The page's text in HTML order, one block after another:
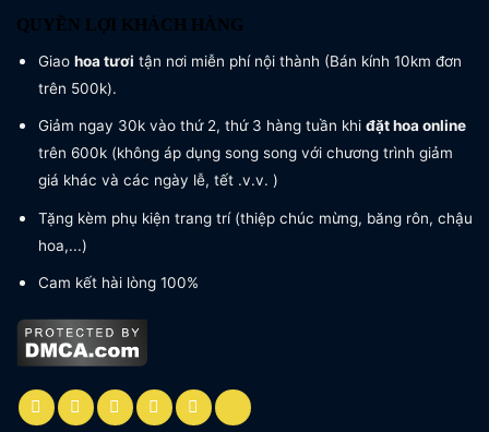
QUYỀN LỢI KHÁCH HÀNG
Giao hoa tươi tận nơi miễn phí nội thành (Bán kính 10km đơn
trên 500k).
Giảm ngay 30k vào thứ 2, thứ 3 hàng tuần khi đặt hoa online
trên 600k (không áp dụng song song với chương trình giảm
giá khác và các ngày lễ, tết .v.v. )
Tặng kèm phụ kiện trang trí (thiệp chúc mừng, băng rôn, chậu
hoa,...)
Cam kết hài lòng 100%